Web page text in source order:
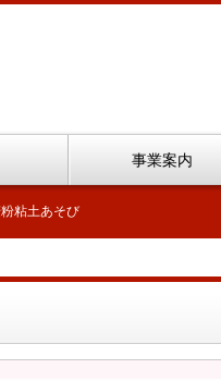
事業案内
粘土あそび